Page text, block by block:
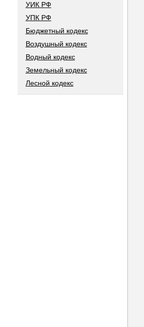
УИК РФ
УПК РФ
Бюджетный кодекс
Воздушный кодекс
Водный кодекс
Земельный кодекс
Лесной кодекс